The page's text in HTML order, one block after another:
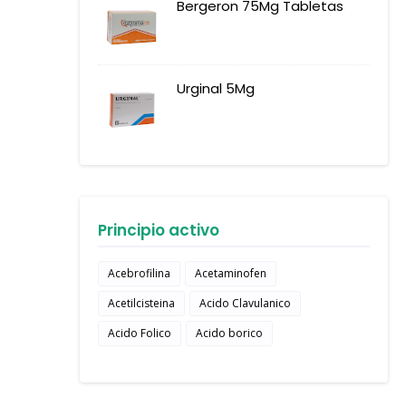
Bergeron 75Mg Tabletas
Urginal 5Mg
Principio activo
Acebrofilina
Acetaminofen
Acetilcisteina
Acido Clavulanico
Acido Folico
Acido borico